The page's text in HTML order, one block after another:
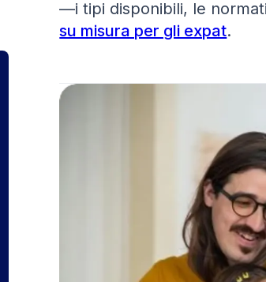
—i tipi disponibili, le
su misura per gli expat.